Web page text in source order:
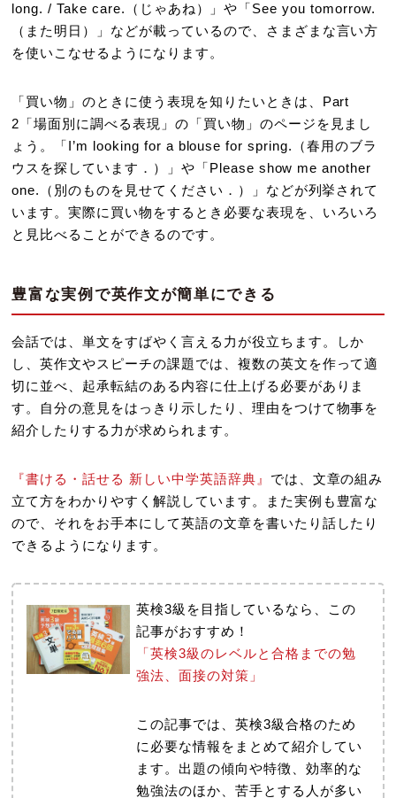
long. / Take care.（じゃあね）」や「See you tomorrow.
（また明日）」などが載っているので、さまざまな言い方
を使いこなせるようになります。
「買い物」のときに使う表現を知りたいときは、Part
2「場面別に調べる表現」の「買い物」のページを見まし
ょう。「I’m looking for a blouse for spring.（春用のブラ
ウスを探しています．）」や「Please show me another
one.（別のものを見せてください．）」などが列挙されて
います。実際に買い物をするとき必要な表現を、いろいろ
と見比べることができるのです。
豊富な実例で英作文が簡単にできる
会話では、単文をすばやく言える力が役立ちます。しか
し、英作文やスピーチの課題では、複数の英文を作って適
切に並べ、起承転結のある内容に仕上げる必要がありま
す。自分の意見をはっきり示したり、理由をつけて物事を
紹介したりする力が求められます。
『書ける・話せる 新しい中学英語辞典』 では、文章の組み
立て方をわかりやすく解説しています。また実例も豊富な
ので、それをお手本にして英語の文章を書いたり話したり
できるようになります。
英検3級を目指しているなら、この
記事がおすすめ！
「英検3級のレベルと合格までの勉
強法、面接の対策」
この記事では、英検3級合格のため
に必要な情報をまとめて紹介してい
ます。出題の傾向や特徴、効率的な
勉強法のほか、苦手とする人が多い